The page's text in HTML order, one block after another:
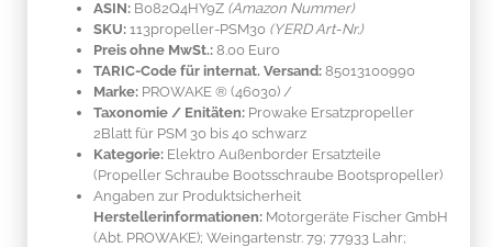
ASIN: B082Q4HY9Z (Amazon Nummer)
SKU: 113propeller-PSM30 (YERD Art-Nr.)
Preis ohne MwSt.: 8.00 Euro
TARIC-Code für internat. Versand: 85013100990
Marke: PROWAKE ® (46030) /
Taxonomie / Enitäten: Prowake Ersatzpropeller
2Blatt für PSM 30 bis 40 schwarz
Kategorie: Elektro Außenborder Ersatzteile
(Propeller Schraube Bootsschraube Bootspropeller)
Angaben zur Produktsicherheit
Herstellerinformationen: Motorgeräte Fischer GmbH
(Abt. PROWAKE); Weingartenstr. 79; 77933 Lahr;